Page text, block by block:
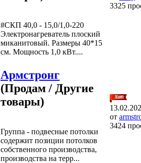
#СКП 40,0 - 15,0/1,0-220
Электронагреватель плоский
миканитовый. Размеры 40*15
см. Мощность 1,0 кВт....
3325
Армстронг
(Продам / Другие
товары)
Группа - подвесные потолки
содержит позиции потолков
собственного производства,
производства на терр...
от
3424